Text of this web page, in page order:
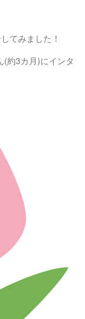
てみました！
(約3カ月)にインタ